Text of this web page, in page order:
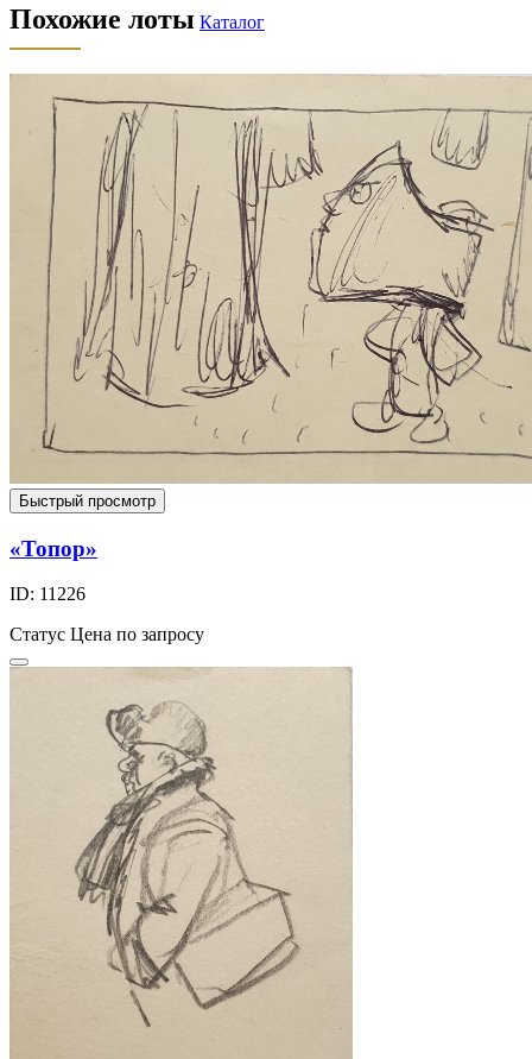
Похожие лоты Каталог
Быстрый просмотр
«Топор»
ID: 11226
Статус Цена по запросу